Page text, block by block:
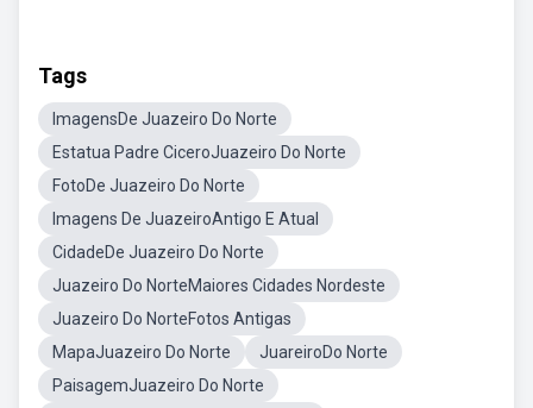
Tags
ImagensDe Juazeiro Do Norte
Estatua Padre CiceroJuazeiro Do Norte
FotoDe Juazeiro Do Norte
Imagens De JuazeiroAntigo E Atual
CidadeDe Juazeiro Do Norte
Juazeiro Do NorteMaiores Cidades Nordeste
Juazeiro Do NorteFotos Antigas
MapaJuazeiro Do Norte
JuareiroDo Norte
PaisagemJuazeiro Do Norte